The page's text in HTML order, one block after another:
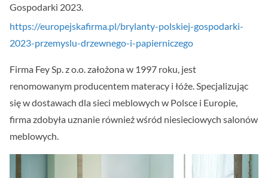
Gospodarki 2023.
https://europejskafirma.pl/brylanty-polskiej-gospodarki-
2023-przemyslu-drzewnego-i-papierniczego
Firma Fey Sp. z o.o. założona w 1997 roku, jest
renomowanym producentem materacy i łóże. Specjalizując
się w dostawach dla sieci meblowych w Polsce i Europie,
firma zdobyła uznanie również wśród niesieciowych salonów
meblowych.